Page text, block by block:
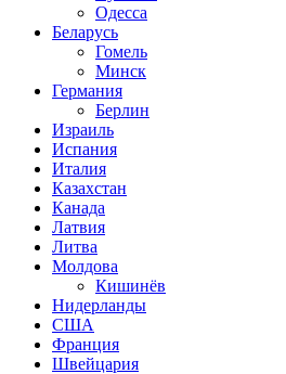
Одесса
Беларусь
Гомель
Минск
Германия
Берлин
Израиль
Испания
Италия
Казахстан
Канада
Латвия
Литва
Молдова
Кишинёв
Нидерланды
США
Франция
Швейцария